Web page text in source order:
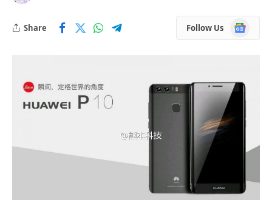
Share Follow Us
Google
News